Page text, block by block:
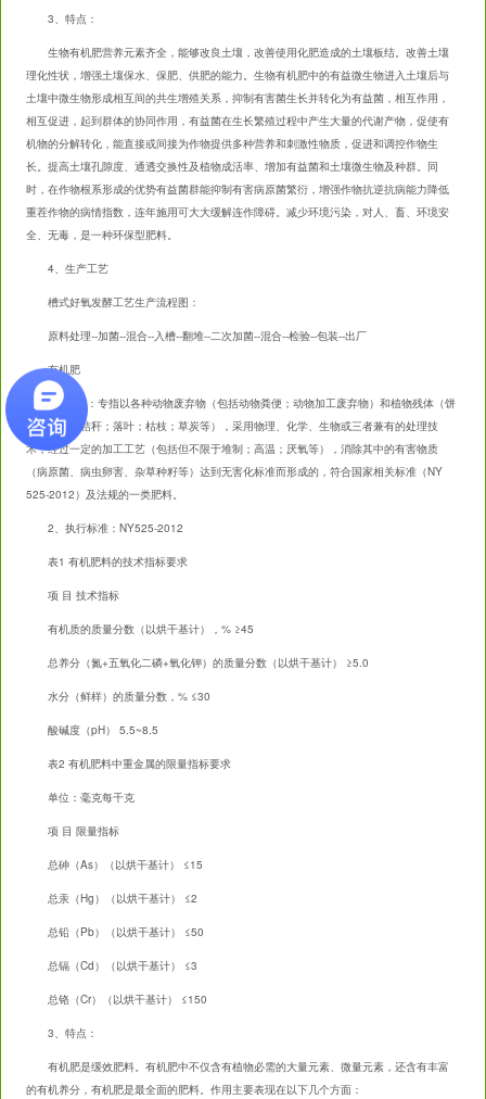
3、特点：
生物有机肥营养元素齐全，能够改良土壤，改善使用化肥造成的土壤板结。改善土壤
理化性状，增强土壤保水、保肥、供肥的能力。生物有机肥中的有益微生物进入土壤后与
土壤中微生物形成相互间的共生增殖关系，抑制有害菌生长并转化为有益菌，相互作用，
相互促进，起到群体的协同作用，有益菌在生长繁殖过程中产生大量的代谢产物，促使有
机物的分解转化，能直接或间接为作物提供多种营养和刺激性物质，促进和调控作物生
长。提高土壤孔隙度、通透交换性及植物成活率、增加有益菌和土壤微生物及种群。同
时，在作物根系形成的优势有益菌群能抑制有害病原菌繁衍，增强作物抗逆抗病能力降低
重茬作物的病情指数，连年施用可大大缓解连作障碍。减少环境污染，对人、畜、环境安
全、无毒，是一种环保型肥料。
4、生产工艺
槽式好氧发酵工艺生产流程图：
原料处理--加菌--混合--入槽--翻堆--二次加菌--混合--检验--包装--出厂
有机肥
1、定义：专指以各种动物废弃物（包括动物粪便；动物加工废弃物）和植物残体（饼
肥类；作物秸秆；落叶；枯枝；草炭等），采用物理、化学、生物或三者兼有的处理技
术，经过一定的加工工艺（包括但不限于堆制；高温；厌氧等），消除其中的有害物质
（病原菌、病虫卵害、杂草种籽等）达到无害化标准而形成的，符合国家相关标准（NY
525-2012）及法规的一类肥料。
2、执行标准：NY525-2012
表1 有机肥料的技术指标要求
项 目 技术指标
有机质的质量分数（以烘干基计），% ≥45
总养分（氮+五氧化二磷+氧化钾）的质量分数（以烘干基计） ≥5.0
水分（鲜样）的质量分数，% ≤30
酸碱度（pH） 5.5~8.5
表2 有机肥料中重金属的限量指标要求
单位：毫克每千克
项 目 限量指标
总砷（As）（以烘干基计） ≤15
总汞（Hg）（以烘干基计） ≤2
总铅（Pb）（以烘干基计） ≤50
总镉（Cd）（以烘干基计） ≤3
总铬（Cr）（以烘干基计） ≤150
3、特点：
有机肥是缓效肥料。有机肥中不仅含有植物必需的大量元素、微量元素，还含有丰富
的有机养分，有机肥是最全面的肥料。作用主要表现在以下几个方面：